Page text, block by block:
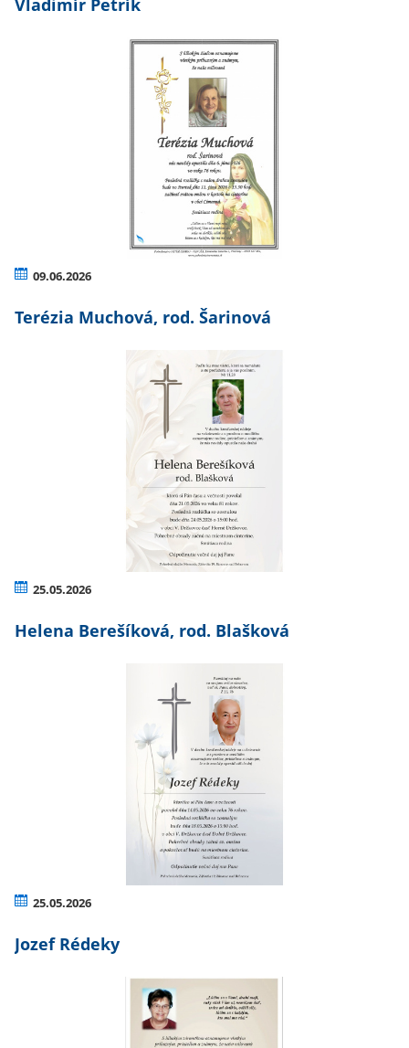
Vladimír Petrík
09.06.2026
Terézia Muchová, rod. Šarinová
25.05.2026
Helena Berešíková, rod. Blašková
25.05.2026
Jozef Rédeky